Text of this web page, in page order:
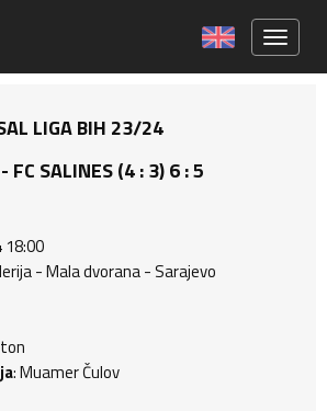
LIGA BIH 23/24
FC SALINES (4 : 3) 6 : 5
18:00
- Mala dvorana - Sarajevo
: Muamer Čulov